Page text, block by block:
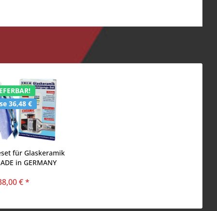
36,48 €
für Glaskeramik
in GERMANY
€ *